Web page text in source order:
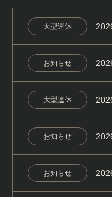
大型連休
お知らせ
大型連休
お知らせ
お知らせ